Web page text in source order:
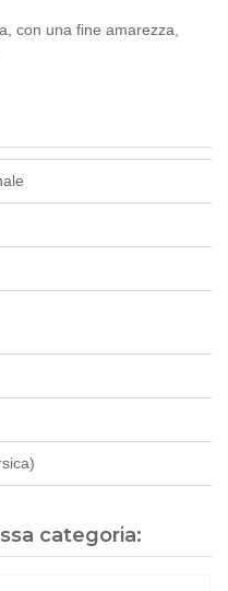
con una fine amarezza,
categoria: